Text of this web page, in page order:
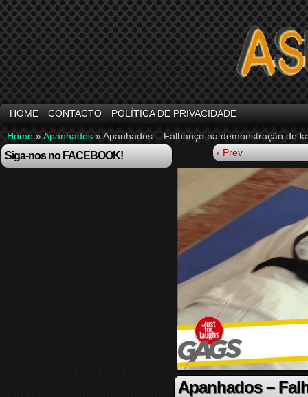
HOME CONTACTO POLÍTICA DE PRIVACIDADE
Home »Apanhados »Apanhados – Falhanço na demonstração de
Siga-nos no FACEBOOK! ‹ Prev
Apanhados –